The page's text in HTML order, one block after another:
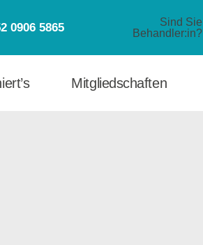
0906 5865
Sind Sie
Behandler:in?
Mitgliedschaften